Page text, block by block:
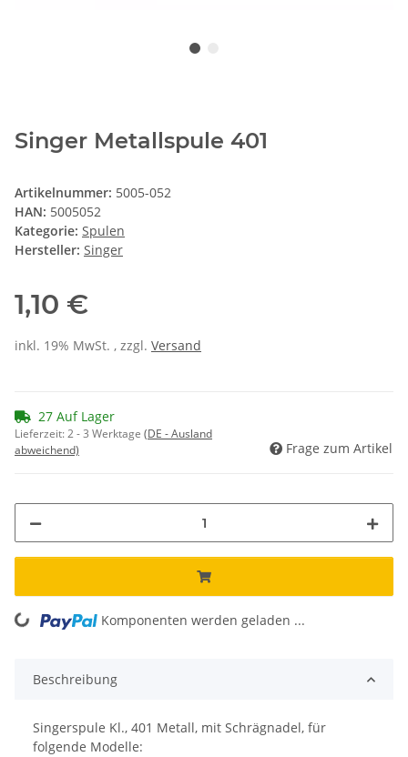
Singer Metallspule 401
Artikelnummer: 5005-052
HAN: 5005052
Kategorie: Spulen
Hersteller: Singer
1,10 €
inkl. 19% MwSt. , zzgl. Versand
27 Auf Lager
Lieferzeit:2 - 3 Werktage (DE - Ausland
abweichend)
Frage zum Artikel
Loading... Komponenten werden geladen ...
Beschreibung
Singerspule Kl., 401 Metall, mit Schrägnadel, für
folgende Modelle: